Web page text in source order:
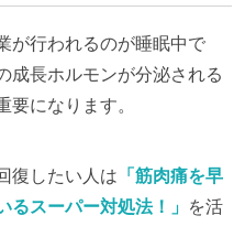
が行われるのが睡眠中で
成長ホルモンが分泌される
要になります。
復したい人は 「筋肉痛を早
るスーパー対処法！」 を活